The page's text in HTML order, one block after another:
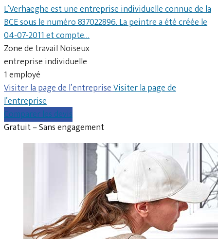
L’Verhaeghe est une entreprise individuelle connue de la
BCE sous le numéro 837022896. La peintre a été créée le
04-07-2011 et compte…
Zone de travail Noiseux
entreprise individuelle
1 employé
Visiter la page de l’entrepriseVisiter la page de
l’entreprise
Comparer les devis
Gratuit – Sans engagement